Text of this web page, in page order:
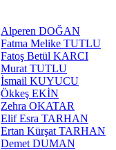
Alperen DOĞAN
Fatma Melike TUTLU
Fatoş Betül KARCI
Murat TUTLU
İsmail KUYUCU
Ökkeş EKİN
Zehra OKATAR
Elif Esra TARHAN
Ertan Kürşat TARHAN
Demet DUMAN